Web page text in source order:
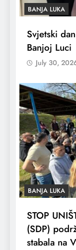
BANJA LUKA
Svjetski
Banjoj Luci
July 30,
BANJA LUKA
STOP
(SDP)
stabala na